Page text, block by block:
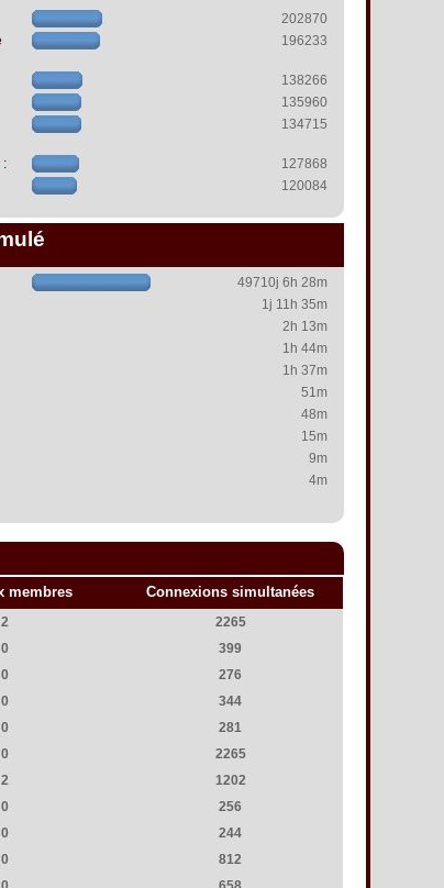
202870
196233
138266
135960
134715
:
127868
120084
49710j 6h 28m
1j 11h 35m
2h 13m
1h 44m
1h 37m
51m
48m
15m
9m
4m
membres Connexions simultanées
2
2265
0
399
0
276
0
344
0
281
0
2265
2
1202
0
256
0
244
0
812